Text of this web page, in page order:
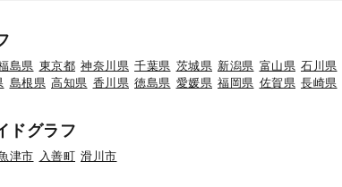
島県 東京都 神奈川県 千葉県 茨城県 新潟県 富山県 石川県
島根県 高知県 香川県 徳島県 愛媛県 福岡県 佐賀県 長崎県
ドグラフ
津市 入善町 滑川市